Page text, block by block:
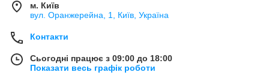
м. Київ
вул. Оранжерейна, 1, Київ, Україна
Контакти
Сьогодні працює з 09:00 до 18:00
Показати весь графік роботи